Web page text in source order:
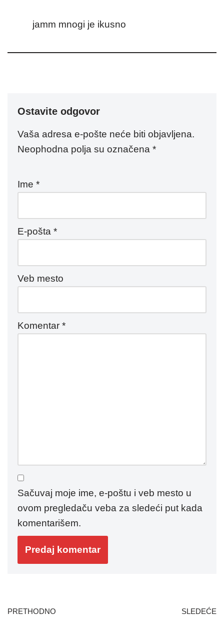
jamm mnogi je ikusno
Ostavite odgovor
Vaša adresa e-pošte neće biti objavljena.
Neophodna polja su označena *
Ime *
E-pošta *
Veb mesto
Komentar *
Sačuvaj moje ime, e-poštu i veb mesto u
ovom pregledaču veba za sledeći put kada
komentarišem.
PRETHODNO SLEDEĆE